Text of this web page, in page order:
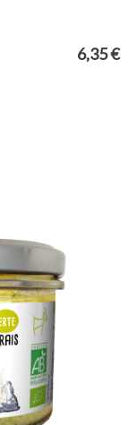
6,35 €